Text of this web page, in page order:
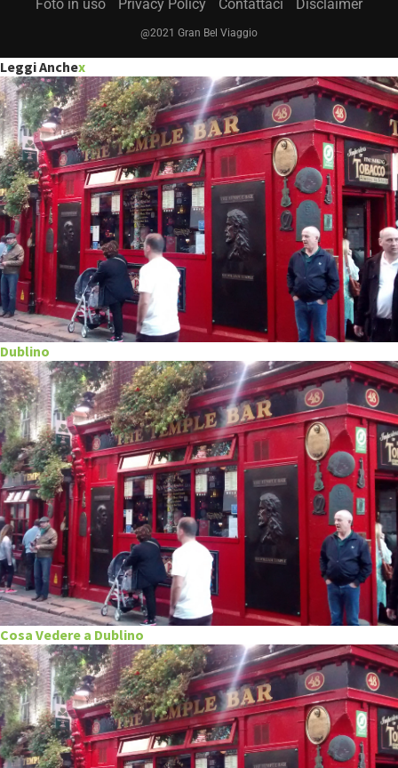
Foto in uso Privacy Policy Contattaci Disclaimer
@2021 Gran Bel Viaggio
Leggi Anchex
Dublino
Cosa Vedere a Dublino